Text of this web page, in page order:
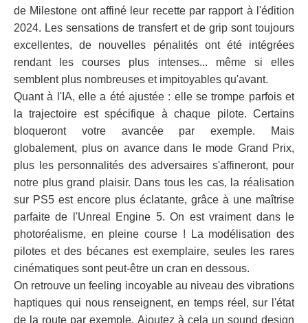
de Milestone ont affiné leur recette par rapport à l'édition
2024. Les sensations de transfert et de grip sont toujours
excellentes, de nouvelles pénalités ont été intégrées
rendant les courses plus intenses... même si elles
semblent plus nombreuses et impitoyables qu'avant.
Quant à l'IA, elle a été ajustée : elle se trompe parfois et
la trajectoire est spécifique à chaque pilote. Certains
bloqueront votre avancée par exemple. Mais
globalement, plus on avance dans le mode Grand Prix,
plus les personnalités des adversaires s'affineront, pour
notre plus grand plaisir. Dans tous les cas, la réalisation
sur PS5 est encore plus éclatante, grâce à une maîtrise
parfaite de l'Unreal Engine 5. On est vraiment dans le
photoréalisme, en pleine course ! La modélisation des
pilotes et des bécanes est exemplaire, seules les rares
cinématiques sont peut-être un cran en dessous.
On retrouve un feeling incoyable au niveau des vibrations
haptiques qui nous renseignent, en temps réel, sur l'état
de la route par exemple. Ajoutez à cela un sound design